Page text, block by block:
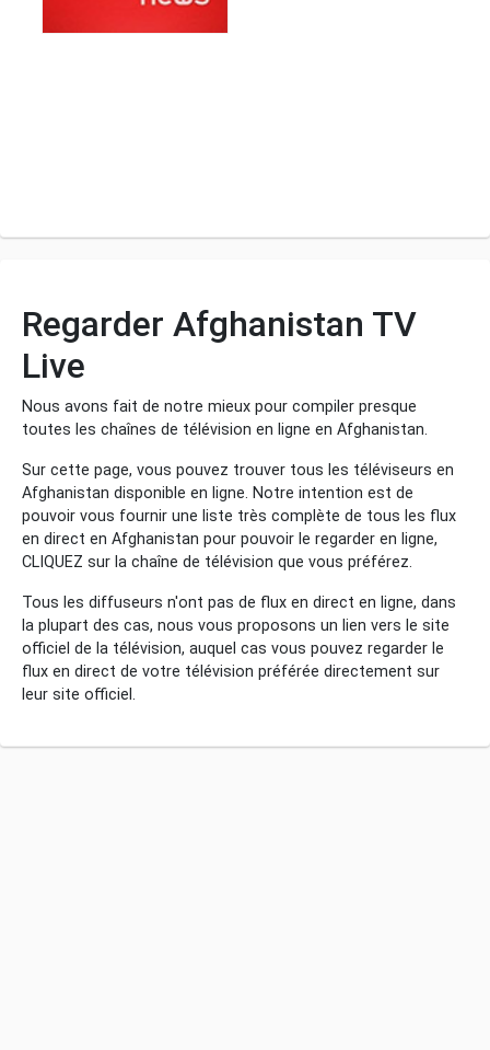
Regarder Afghanistan TV
Live
Nous avons fait de notre mieux pour compiler presque
toutes les chaînes de télévision en ligne en Afghanistan.
Sur cette page, vous pouvez trouver tous les téléviseurs en
Afghanistan disponible en ligne. Notre intention est de
pouvoir vous fournir une liste très complète de tous les flux
en direct en Afghanistan pour pouvoir le regarder en ligne,
CLIQUEZ sur la chaîne de télévision que vous préférez.
Tous les diffuseurs n'ont pas de flux en direct en ligne, dans
la plupart des cas, nous vous proposons un lien vers le site
officiel de la télévision, auquel cas vous pouvez regarder le
flux en direct de votre télévision préférée directement sur
leur site officiel.